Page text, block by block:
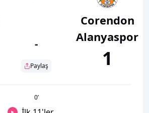
-
Paylaş
Corendon
Alanyaspor
1
0’